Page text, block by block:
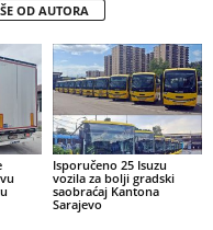
OD AUTORA
Isporučeno 25 Isuzu
vozila za bolji gradski
saobraćaj Kantona
Sarajevo